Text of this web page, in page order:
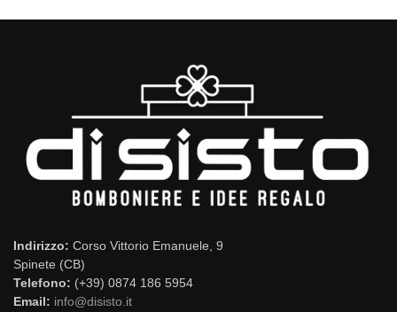
Indirizzo: Corso Vittorio Emanuele, 9
Spinete (CB)
Telefono: (+39) 0874 186 5954
Email: info@disisto.it